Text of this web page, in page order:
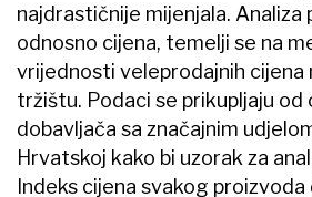
najdrastičnije mijenjala. Analiza
odnosno cijena, temelji se na
vrijednosti veleprodajnih cijena
tržištu. Podaci se prikupljaju od
dobavljača sa značajnim
Hrvatskoj kako bi uzorak za
Indeks cijena svakog proizvoda